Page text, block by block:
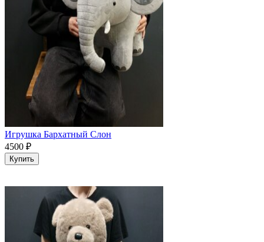
Игрушка Бархатный Слон
4500 ₽
Купить